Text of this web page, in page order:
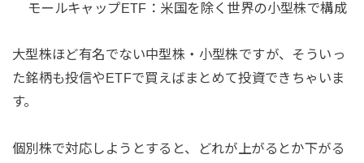
モールキャップETF：米国を除く世界の小型株で構成
大型株ほど有名でない中型株・小型株ですが、そういっ
た銘柄も投信やETFで買えばまとめて投資できちゃいま
す。
個別株で対応しようとすると、どれが上がるとか下がる